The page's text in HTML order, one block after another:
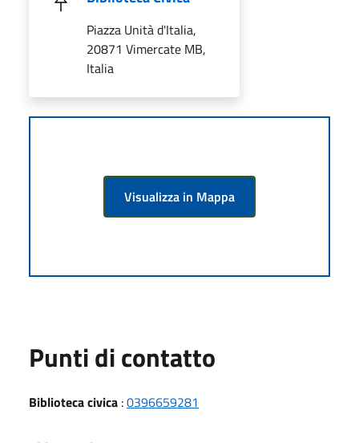
Piazza Unità d'Italia,
20871 Vimercate MB,
Italia
Visualizza in Mappa
Punti di contatto
Biblioteca civica :0396659281